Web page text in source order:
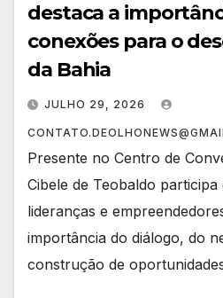
destaca a
conexões para o
da Bahia
JULHO 29, 2026
Presente no Centro de
Cibele de Teobaldo
lideranças e
importância do diálogo, do
construção de